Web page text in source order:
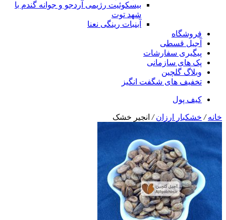
بيسکوئيت رژیمی آردجو و جوانه گندم با
شهد توت
آبنبات رینگی نعنا
فروشگاه
آجیل قسطی
پیگیری سفارشات
پک های سازمانی
وبلاگ گلچین
تخفیف های شگفت انگیز
کیف پول
خانه/ خشکبار ارزان/ انجیر خشک